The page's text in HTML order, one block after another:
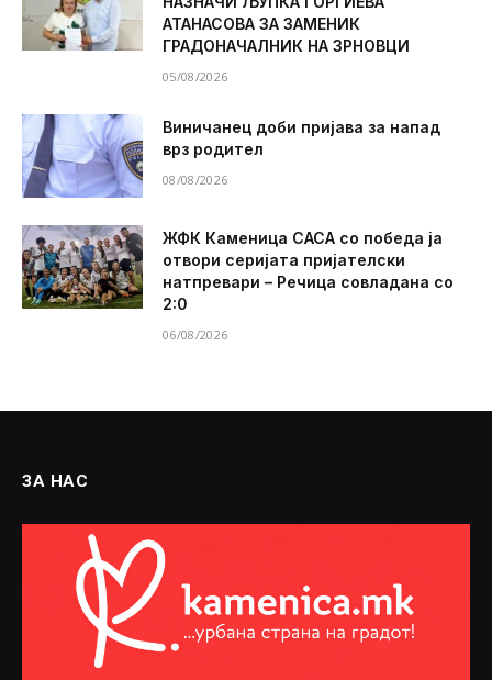
АТАНАСОВА ЗА ЗАМЕНИК
ГРАДОНАЧАЛНИК НА ЗРНОВЦИ
05/08/2026
Виничанец доби пријава за напад
врз родител
08/08/2026
ЖФК Каменица САСА со победа ја
отвори серијата пријателски
натпревари – Речица совладана со
2:0
06/08/2026
ЗА НАС